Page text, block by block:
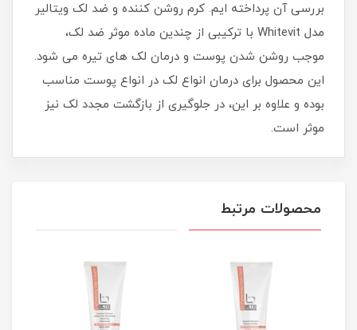
بررسی آن پرداخته ایم. کرم روشن کننده و ضد لک ویتالیر
مدل Whitevit با ترکیبی از چندین ماده موثر ضد لک،
موجب روشن شدن پوست و درمان لک های تیره می شود.
این محصول برای درمان انواع لک در انواع پوست مناسب
بوده و علاوه بر این، در جلوگیری از بازگشت مجدد لک نیز
موثر است.
محصولات مرتبط